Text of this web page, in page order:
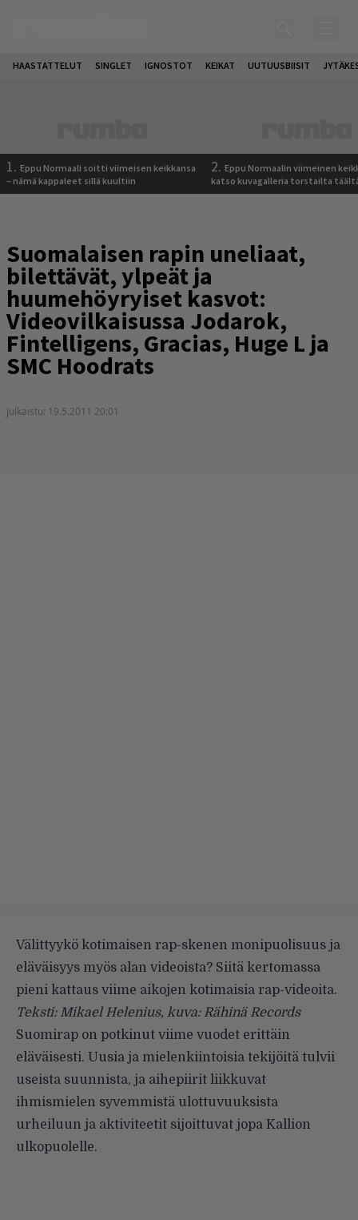
HAASTATTELUT SINGLET IGNOSTOT KEIKAT UUTUUSBIISIT
1. Eppu Normaali soitti viimeisen keikkansa
– nämä kappaleet sillä kuultiin
2. Eppu Normaalin viimeinen
katso kuvagalleria torstailta
Suomalaisen rapin uneliaat,
bilettävät, ylpeät ja
huumehöyryiset kasvot:
Videovilkaisussa Jodarok,
Fintelligens, Gracias, Huge L ja
SMC Hoodrats
Julkaistu: 19.5.2011 20:01
Välittyykö kotimaisen rap-skenen monipuolisuus ja
eläväisyys myös alan videoista? Siitä kertomassa
pieni kattaus viime aikojen kotimaisia rap-videoita.
Teksti: Mikael Helenius, kuva: Rähinä Records
Suomirap on potkinut viime vuodet erittäin
eläväisesti. Uusia ja mielenkiintoisia tekijöitä tulvii
useista suunnista, ja aihepiirit liikkuvat
ihmismielen syvemmistä ulottuvuuksista
urheiluun ja aktiviteetit sijoittuvat jopa Kallion
ulkopuolelle.